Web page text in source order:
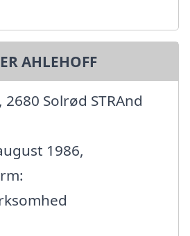
AHLEHOFF
Solrød STRAnd
1986,